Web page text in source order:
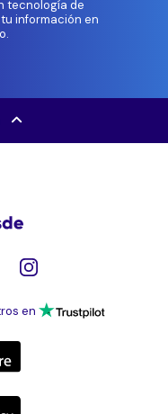
tecnología de
información en
en